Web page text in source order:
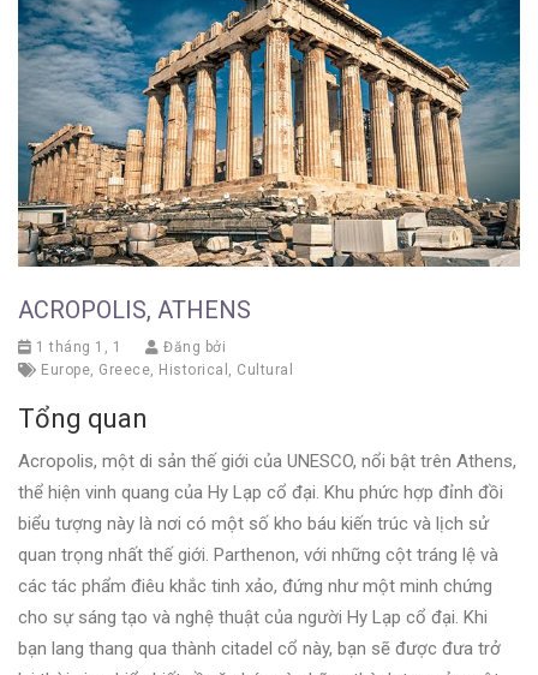
ACROPOLIS, ATHENS
1 tháng 1, 1
Đăng bởi
Europe Greece Historical Cultural
Tổng quan
Acropolis, một di sản thế giới của UNESCO, nổi bật trên Athens,
thể hiện vinh quang của Hy Lạp cổ đại. Khu phức hợp đỉnh đồi
biểu tượng này là nơi có một số kho báu kiến trúc và lịch sử
quan trọng nhất thế giới. Parthenon, với những cột tráng lệ và
các tác phẩm điêu khắc tinh xảo, đứng như một minh chứng
cho sự sáng tạo và nghệ thuật của người Hy Lạp cổ đại. Khi
bạn lang thang qua thành citadel cổ này, bạn sẽ được đưa trở